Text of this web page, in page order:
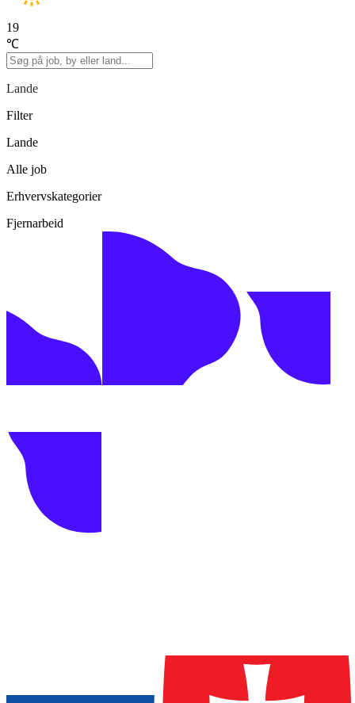
19
℃
Lande
Filter
Lande
Alle job
Erhvervskategorier
Fjernarbeid